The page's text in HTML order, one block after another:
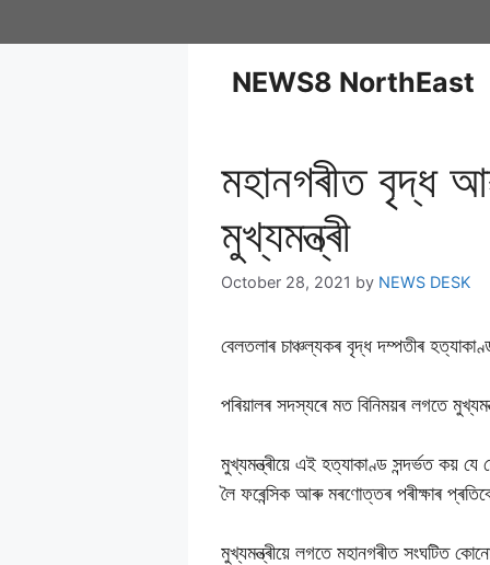
NEWS8 NorthEast
মহানগৰীত বৃদ্ধ
মুখ্যমন্ত্ৰী
October 28, 2021 by NEWS DESK
বেলতলাৰ চাঞ্চল্যকৰ বৃদ্ধ দম্পতীৰ
পৰিয়ালৰ সদস্যৰে মত বিনিময়ৰ লগতে
মুখ্যমন্ত্ৰীয়ে এই হত্যাকাণ্ড সন্দৰ্ভত কয়
লৈ ফৰেন্সিক আৰু মৰণোত্তৰ পৰীক্ষাৰ
মুখ্যমন্ত্ৰীয়ে লগতে মহানগৰীত সংঘটিত